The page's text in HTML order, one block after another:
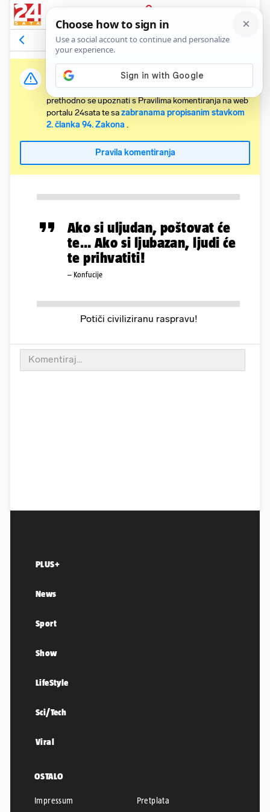
PRIJAVA
Komentari Relevantni
Važna obavijest:
Svaki korisnik koji želi komentirati članke obvezan je
prethodno se upoznati s Pravilima komentiranja na web
portalu 24sata te sazabranama propisanim stavkom
2. članka 94. Zakona .
Pravila komentiranja
Ako si uljudan, poštovat će
te… Ako si ljubazan, ljudi će
te prihvatiti!
– Konfucije
Potiči civiliziranu raspravu!
PLUS+
News
Sport
Show
LifeStyle
Sci/Tech
Viral
OSTALO
Impressum Pretplata